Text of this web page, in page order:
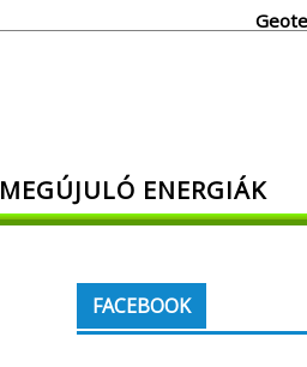
MEGÚJULÓ ENERGIÁK
FACEBOOK